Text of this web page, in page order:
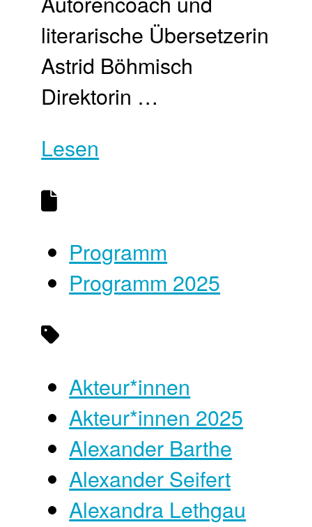
literarische Übersetzerin
Astrid Böhmisch
Direktorin …
Lesen
Programm
Programm 2025
Akteur*innen
Akteur*innen 2025
Alexander Barthe
Alexander Seifert
Alexandra Lethgau